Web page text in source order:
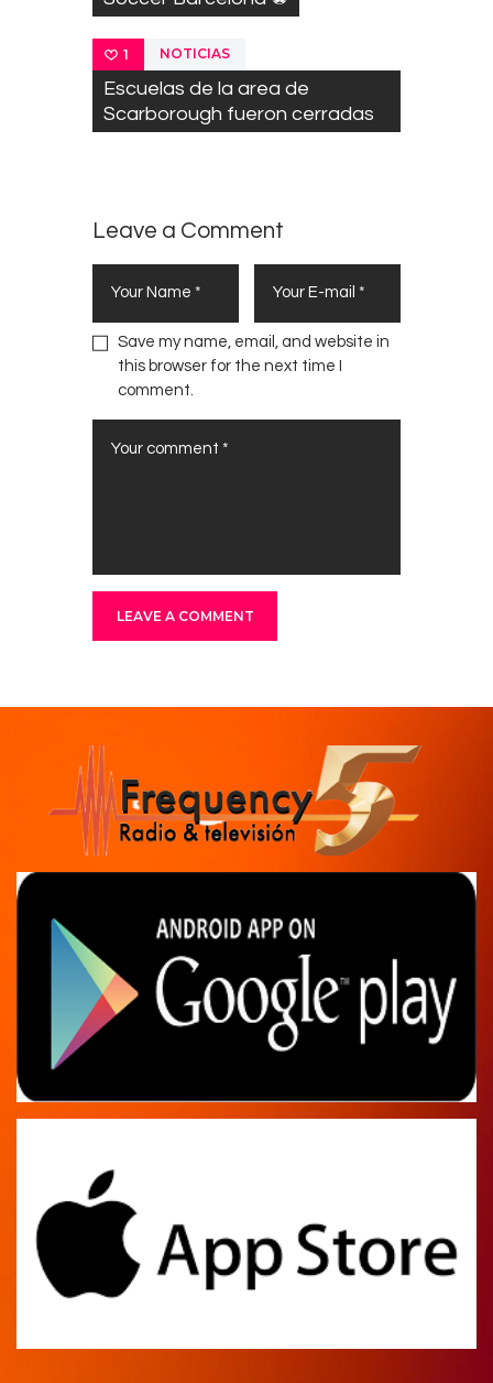
1 NOTICIAS
Escuelas de la area de
Scarborough fueron cerradas
Leave a Comment
Save my name, email, and website in
this browser for the next time I
comment.